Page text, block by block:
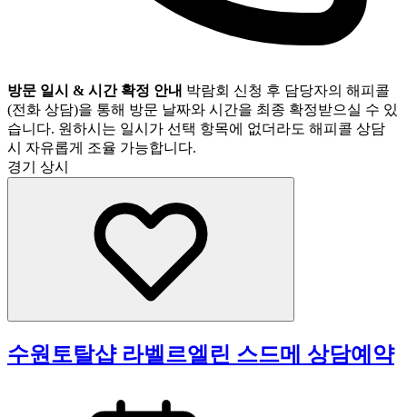
방문 일시 & 시간 확정 안내 박람회 신청 후 담당자의 해피콜
(전화 상담)을 통해 방문 날짜와 시간을 최종 확정받으실 수 있
습니다. 원하시는 일시가 선택 항목에 없더라도 해피콜 상담
시 자유롭게 조율 가능합니다.
경기
상시
수원토탈샵 라벨르엘린 스드메 상담예약